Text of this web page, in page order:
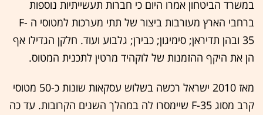
במשרד הביטחון אמרו היום כי חברות תעשייתיות נוספות
ברחבי הארץ מעורבות ביצור של תתי מערכות למטוסי ה F-
35 ובהן תדיראן; סימיגון; כבירן; גלבוע ועוד. חלקן הגדילו אף
הן את היקף ההזמנות של לוקהיד מרטין לתכנית המטוס.
מאז 2010 ישראל רכשה בשלוש עסקאות שונות כ-50 מטוסי
קרב מסוג F-35 שיימסרו לה במהלך השנים הקרובות. עד כה